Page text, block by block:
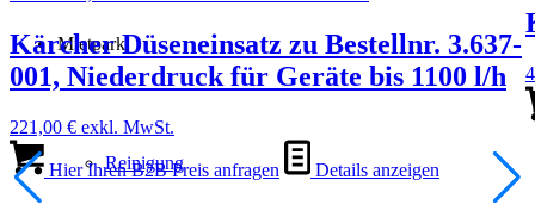
Mietpark
Reinigung
Kärcher Düseneinsatz zu Bestellnr. 3.637-
001, Niederdruck für Geräte bis 1100 l/h
221,00 € exkl. MwSt.
Hier Ihren B2B Preis anfragen Details anzeigen